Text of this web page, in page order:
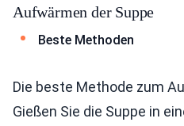
Aufwärmen der Suppe
Beste Methoden
Die beste Methode zum
Gießen Sie die Suppe in